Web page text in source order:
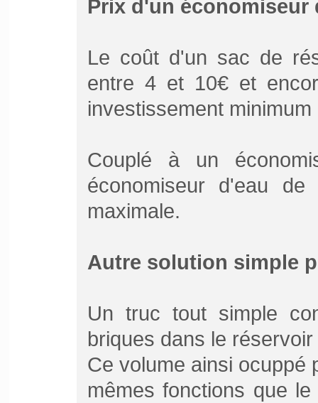
Prix d'un économiseur
Le coût d'un sac de
entre 4 et 10€ et
investissement
Couplé à un
économiseur d'eau
maximale.
Autre solution simple
Un truc tout simple
briques dans le
Ce volume ainsi ocuppé
mêmes fonctions que